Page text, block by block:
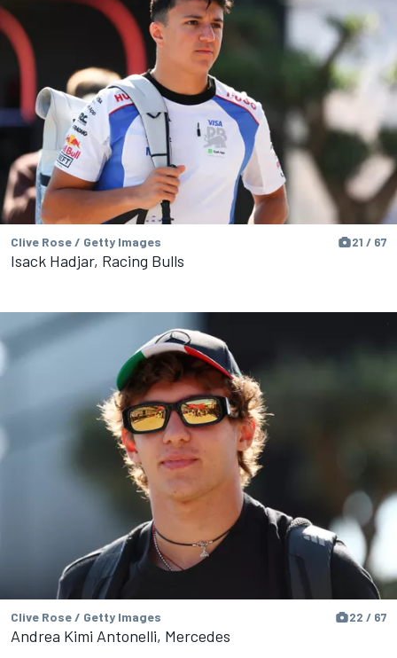
Clive Rose / Getty Images 21 / 67
Isack Hadjar, Racing Bulls
Clive Rose / Getty Images 22 / 67
Andrea Kimi Antonelli, Mercedes